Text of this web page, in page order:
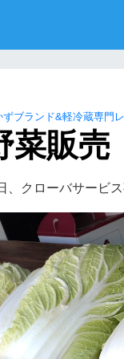
ずブランド&軽冷蔵専門
菜販売
、クローバサービ